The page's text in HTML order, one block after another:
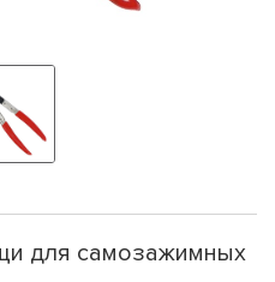
для самозажимных